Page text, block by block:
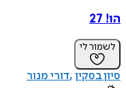
הו! 27
לשמור לי
סיון בסקין דורי מנור